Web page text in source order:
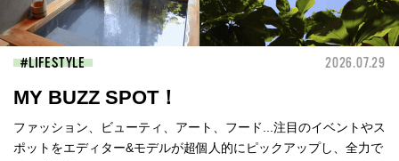
LIFESTYLE 2026.07.29
MY BUZZ SPOT！
ファッション、ビューティ、アート、フード...注目のイベントやス
ポットをエディター&モデルが超個人的にピックアップし、全力で